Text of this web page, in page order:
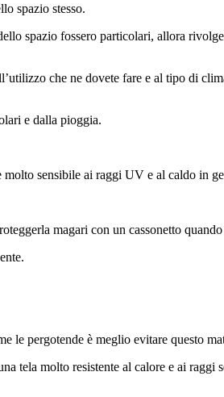
spazio stesso.
spazio fossero particolari, allora
che ne dovete fare e al tipo di
e dalla pioggia.
sensibile ai raggi UV e al caldo in
magari con un cassonetto
le pergotende è meglio evitare questo
tela molto resistente al calore e ai raggi